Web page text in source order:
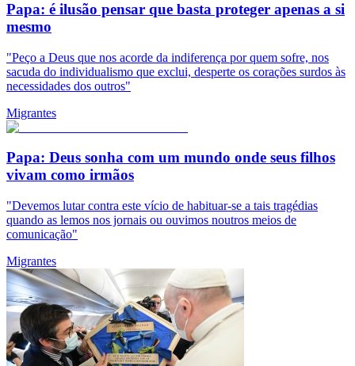
Papa: é ilusão pensar que basta proteger apenas a si
mesmo
"Peço a Deus que nos acorde da indiferença por quem sofre, nos
sacuda do individualismo que exclui, desperte os corações surdos às
necessidades dos outros"
Migrantes
Papa: Deus sonha com um mundo onde seus filhos
vivam como irmãos
"Devemos lutar contra este vício de habituar-se a tais tragédias
quando as lemos nos jornais ou ouvimos noutros meios de
comunicação"
Migrantes